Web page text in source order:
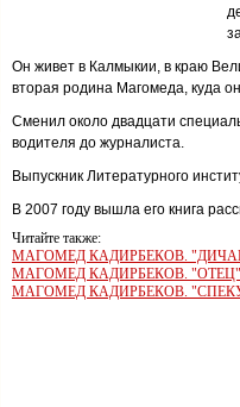
Он живет в Калмыкии, в краю
вторая родина Магомеда, куда
Сменил около двадцати
водителя до журналиста.
Выпускник Литературного
В 2007 году вышла его книга
Читайте также:
МАГОМЕД КАДИРБЕКОВ.
МАГОМЕД КАДИРБЕКОВ. "ОТЕЦ"
МАГОМЕД КАДИРБЕКОВ.